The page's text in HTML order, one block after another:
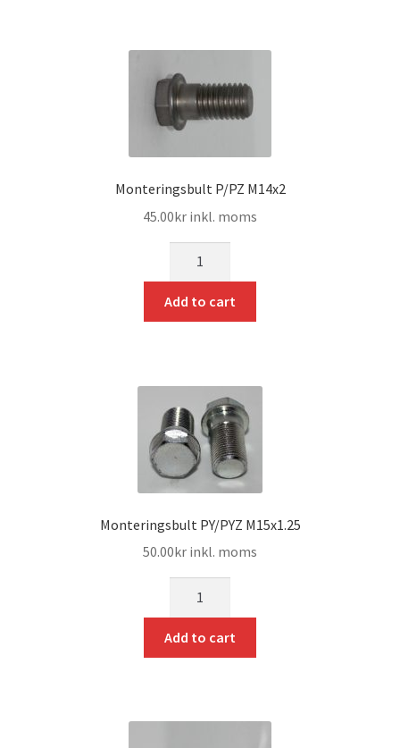
Monteringsbult P/PZ M14x2
45.00kr inkl. moms
Add to cart
Monteringsbult PY/PYZ M15x1.25
50.00kr inkl. moms
Add to cart